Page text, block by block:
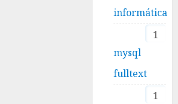
informática
1
mysql
fulltext
1